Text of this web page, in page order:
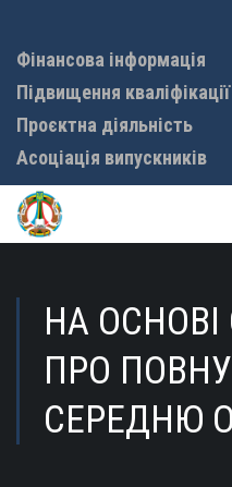
Фінансова інформація
Підвищення кваліфікації
Проєктна діяльність
Асоціація випускників
НА
ПРО
СЕРЕДНЮ